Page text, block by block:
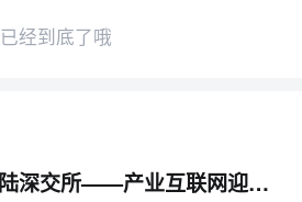
已经到底了哦
嘉立创千亿市值登陆深交所——产业互联网迎来资本密集周丨产业互联网周报